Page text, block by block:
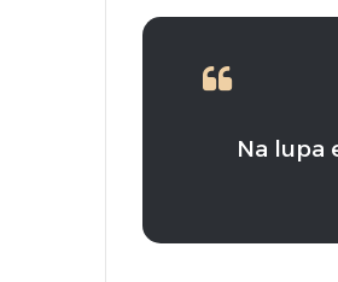
Na lupa